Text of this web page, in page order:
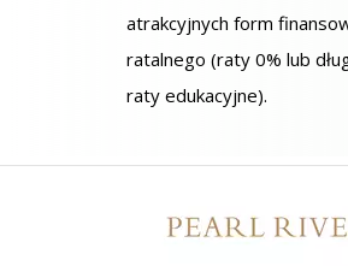
atrakcyjnych form
ratalnego (raty 0% lub
raty edukacyjne).